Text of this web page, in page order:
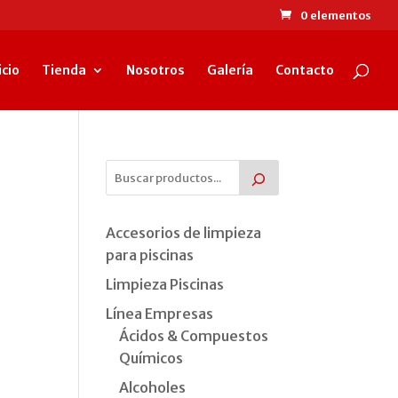
0 elementos
Tienda Nosotros Galería Contacto
Accesorios de limpieza
para piscinas
Limpieza Piscinas
Línea Empresas
Ácidos & Compuestos
Químicos
Alcoholes